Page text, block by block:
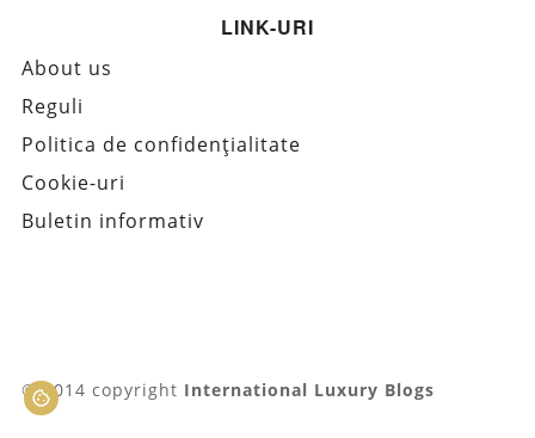
LINK-URI
About us
Reguli
Politica de confidențialitate
Cookie-uri
Buletin informativ
© 2014 copyright International Luxury Blogs